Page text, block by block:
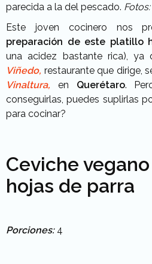
parecida a la del pescado.
Este joven cocinero nos
preparación de este platillo
una acidez bastante rica), ya
Viñedo, restaurante que dirige,
Vinaltura, en Querétaro.
conseguirlas, puedes suplirlas
para cocinar?
Ceviche
hojas de parra
Porciones:4